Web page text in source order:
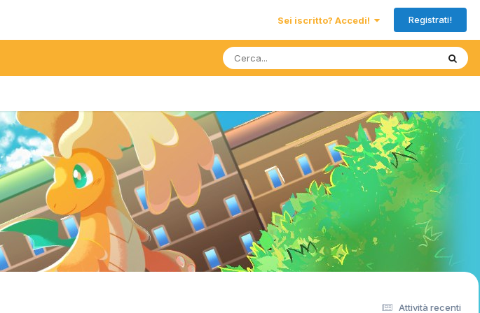
Sei iscritto? Accedi! Registrati!
Attività recenti